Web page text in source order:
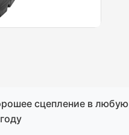
сцепление в любую